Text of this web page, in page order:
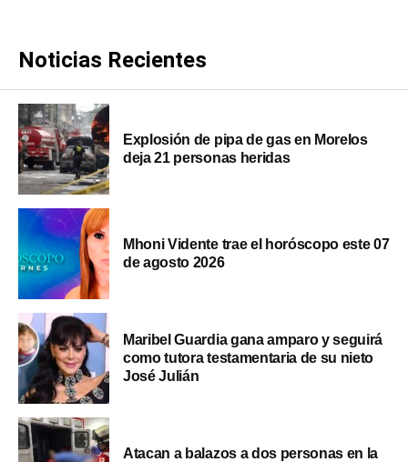
Noticias Recientes
Explosión de pipa de gas en Morelos
deja 21 personas heridas
Mhoni Vidente trae el horóscopo este 07
de agosto 2026
Maribel Guardia gana amparo y seguirá
como tutora testamentaria de su nieto
José Julián
Atacan a balazos a dos personas en la